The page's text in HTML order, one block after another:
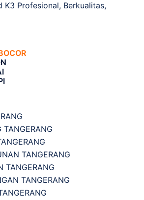
K3 Profesional, Berkualitas,
TANGERANG
TANGERANG
TANGERANG
TANGERANG